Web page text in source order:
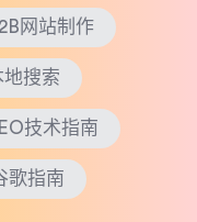
网站制作
地搜索
技术指南
歌指南